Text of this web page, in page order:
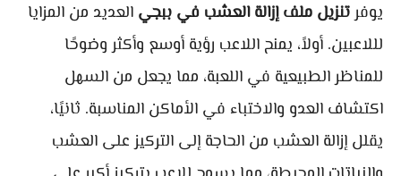
يوفرتنزيل ملف إزالة العشب في ببجي العديد من المزايا
لللاعبين. أولاً، يمنح اللاعب رؤية أوسع وأكثر وضوحًا
للمناظر الطبيعية في اللعبة، مما يجعل من السهل
اكتشاف العدو والاختباء في الأماكن المناسبة. ثانيًا،
يقلل إزالة العشب من الحاجة إلى التركيز على العشب